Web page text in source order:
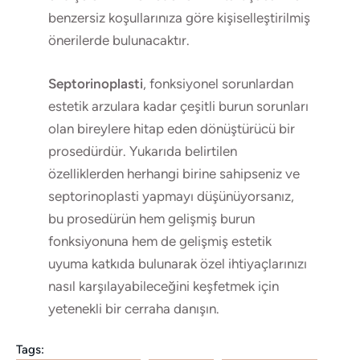
benzersiz koşullarınıza göre kişiselleştirilmiş
önerilerde bulunacaktır.
Septorinoplasti, fonksiyonel sorunlardan
estetik arzulara kadar çeşitli burun sorunları
olan bireylere hitap eden dönüştürücü bir
prosedürdür. Yukarıda belirtilen
özelliklerden herhangi birine sahipseniz ve
septorinoplasti yapmayı düşünüyorsanız,
bu prosedürün hem gelişmiş burun
fonksiyonuna hem de gelişmiş estetik
uyuma katkıda bulunarak özel ihtiyaçlarınızı
nasıl karşılayabileceğini keşfetmek için
yetenekli bir cerraha danışın.
Tags: